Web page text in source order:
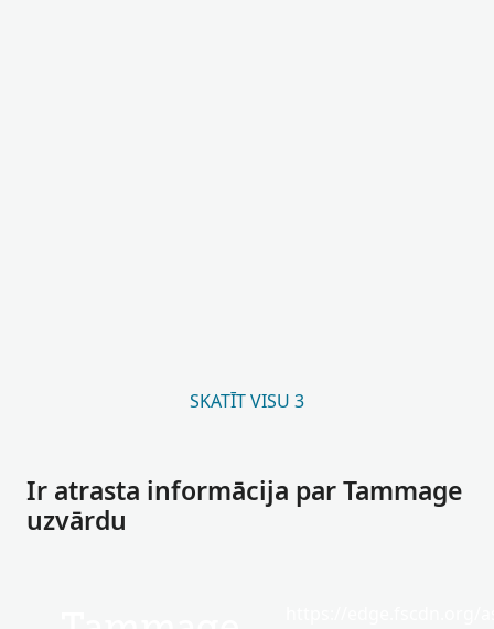
SKATĪT VISU 3
Ir atrasta informācija par Tammage
uzvārdu